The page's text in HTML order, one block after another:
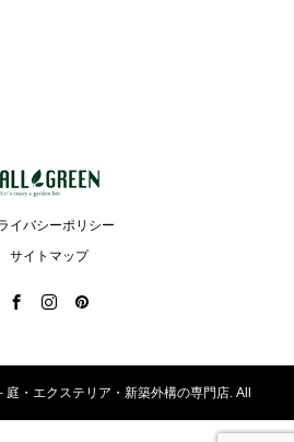
イバシーポリシー
サイトマップ
・エクステリア・新築外構の専門店. All